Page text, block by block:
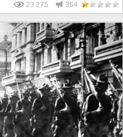
23 275 364